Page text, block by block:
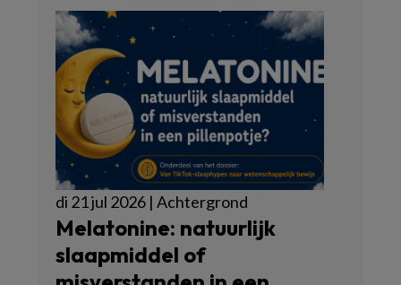
di 21 jul 2026 | Achtergrond
Melatonine: natuurlijk
slaapmiddel of